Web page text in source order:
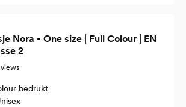
Nora - One size | Full Colour | EN
2
bedrukt